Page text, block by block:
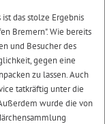
das stolze Ergebnis
Bremern". Wie bereits
und Besucher des
gegen eine
zu lassen. Auch
tatkräftig unter die
wurde die von